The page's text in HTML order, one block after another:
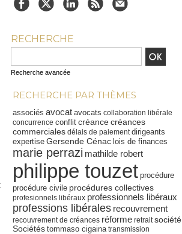
RECHERCHE
Recherche avancée
RECHERCHE PAR THÈMES
associés avocat avocats collaboration libérale
concurrence conflit créancecréances
commerciales délais de paiement dirigeants
expertise Gersende Cénac lois de finances
marie perrazi mathilde robert
philippe touzet procédure
procédure civile procédures collectives
profesionnels libéraux professionnels libéraux
professions libérales recouvrement
recouvrement de créances réforme retrait société
Sociétés tommaso cigaina transmission